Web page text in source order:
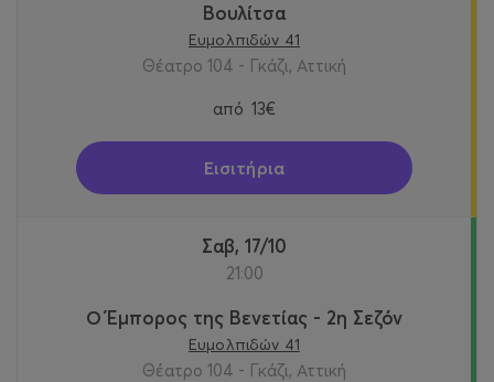
Βουλίτσα
Ευμολπιδών 41
Θέατρο 104 - Γκάζι, Αττική
από 13€
Εισιτήρια
Σαβ, 17/10
21:00
Ο Έμπορος της Βενετίας - 2η Σεζόν
Ευμολπιδών 41
Θέατρο 104 - Γκάζι, Αττική